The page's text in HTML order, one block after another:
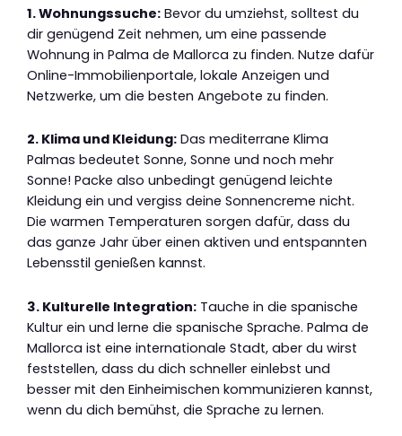
1. Wohnungssuche: Bevor du umziehst, solltest du
dir genügend Zeit nehmen, um eine passende
Wohnung in Palma de Mallorca zu finden. Nutze dafür
Online-Immobilienportale, lokale Anzeigen und
Netzwerke, um die besten Angebote zu finden.
2. Klima und Kleidung: Das mediterrane Klima
Palmas bedeutet Sonne, Sonne und noch mehr
Sonne! Packe also unbedingt genügend leichte
Kleidung ein und vergiss deine Sonnencreme nicht.
Die warmen Temperaturen sorgen dafür, dass du
das ganze Jahr über einen aktiven und entspannten
Lebensstil genießen kannst.
3. Kulturelle Integration: Tauche in die spanische
Kultur ein und lerne die spanische Sprache. Palma de
Mallorca ist eine internationale Stadt, aber du wirst
feststellen, dass du dich schneller einlebst und
besser mit den Einheimischen kommunizieren kannst,
wenn du dich bemühst, die Sprache zu lernen.